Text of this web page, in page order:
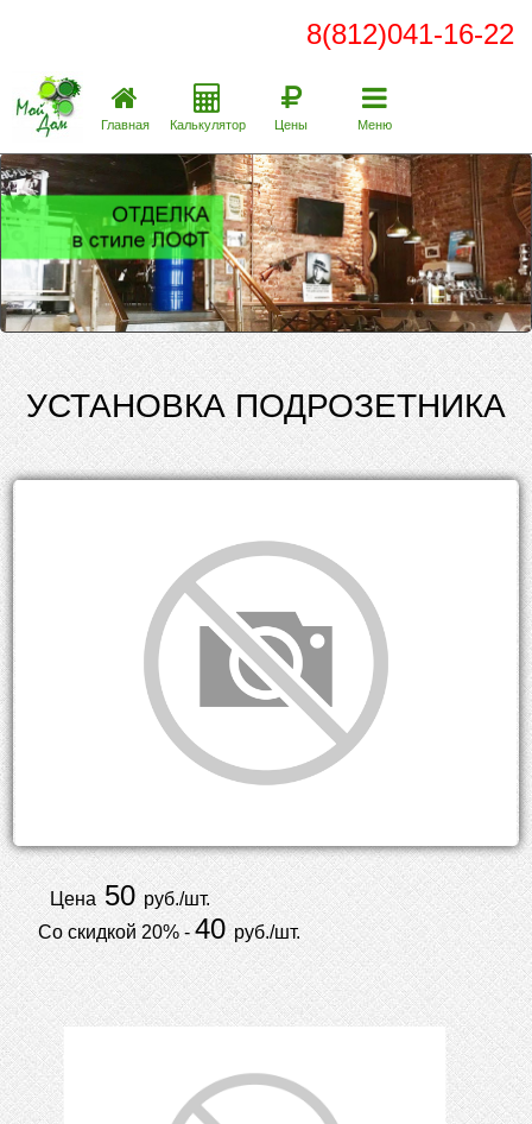
8(812)041-16-22
Главная Калькулятор Цены Меню
УСТАНОВКА ПОДРОЗЕТНИКА
Цена50руб./шт.
Со скидкой 20% -40 руб./шт.